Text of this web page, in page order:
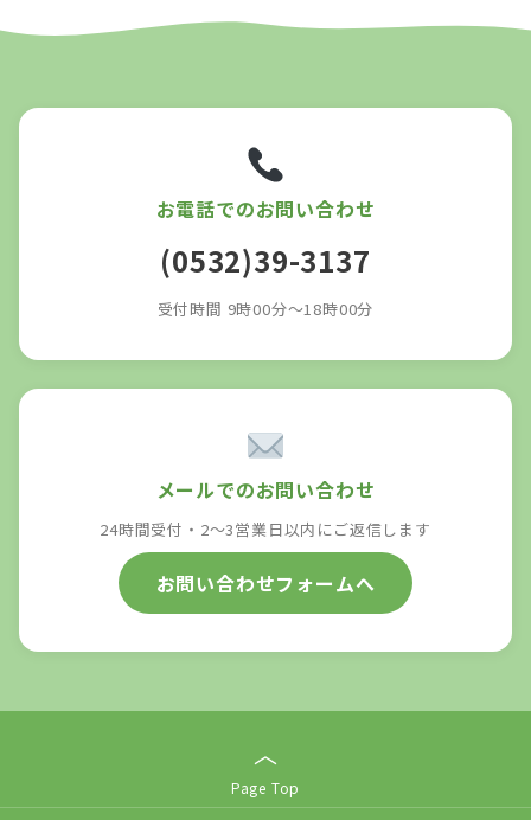
お電話でのお問い合わせ
(0532)39-3137
受付時間 9時00分～18時00分
メールでのお問い合わせ
24時間受付・2〜3営業日以内にご返信します
お問い合わせフォームへ
︿
Page Top